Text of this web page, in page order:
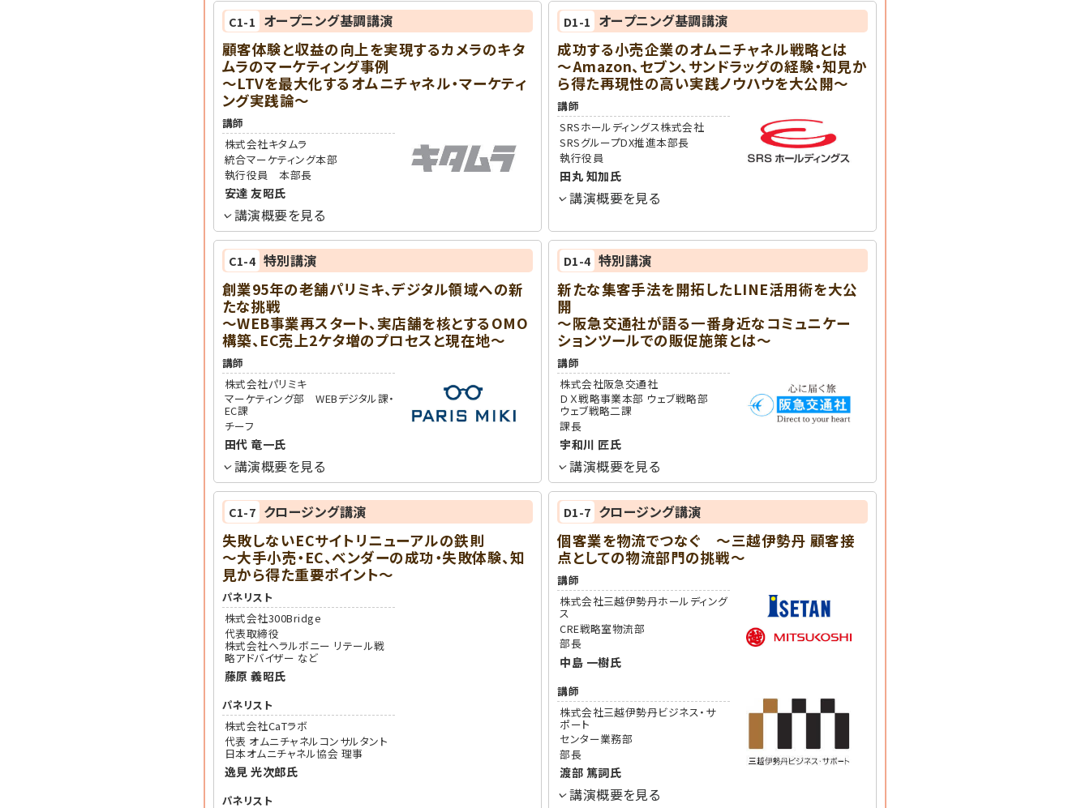
C1-1 オープニング基調講演
顧客体験と収益の向上を実現するカメラのキタ
ムラのマーケティング事例
～LTVを最大化するオムニチャネル・マーケティ
ング実践論～
講師
株式会社キタムラ
統合マーケティング本部
執行役員 本部長
安達 友昭氏
講演概要を見る
D1-1 オープニング基調講演
成功する小売企業のオムニチャネル戦略とは
～Amazon、セブン、サンドラッグの経験・知見か
ら得た再現性の高い実践ノウハウを大公開～
講師
SRSホールディングス株式会社
SRSグループDX推進本部長
執行役員
田丸 知加 氏
講演概要を見る
C1-4 特別講演
創業95年の老舗パリミキ、デジタル領域への新
たな挑戦
～WEB事業再スタート、実店舗を核とするOMO
構築、EC売上2ケタ増のプロセスと現在地～
講師
株式会社パリミキ
マーケティング部 WEBデジタル課・
EC課
チーフ
田代 竜一氏
講演概要を見る
D1-4 特別講演
新たな集客手法を開拓したLINE活用術を大公
開
～阪急交通社が語る一番身近なコミュニケー
ションツールでの販促施策とは～
講師
株式会社阪急交通社
ＤＸ戦略事業本部 ウェブ戦略部
ウェブ戦略二課
課長
宇和川 匠氏
講演概要を見る
C1-7 クロージング講演
失敗しないECサイトリニューアルの鉄則
～大手小売・EC、ベンダーの成功・失敗体験、知
見から得た重要ポイント～
パネリスト
株式会社300Bridge
代表取締役
株式会社ヘラルボニー リテール戦
略アドバイザー など
藤原 義昭氏
パネリスト
株式会社CaTラボ
代表 オムニチャネルコンサルタント
日本オムニチャネル協会 理事
逸見 光次郎氏
パネリスト
D1-7 クロージング講演
個客業を物流でつなぐ ～三越伊勢丹 顧客接
点としての物流部門の挑戦～
講師
株式会社三越伊勢丹ホールディング
ス
CRE戦略室物流部
部長
中島 一樹氏
講師
株式会社三越伊勢丹ビジネス・サ
ポート
センター業務部
部長
渡部 篤詞氏
講演概要を見る